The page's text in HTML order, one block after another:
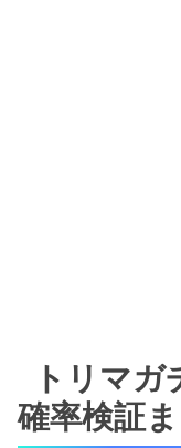
トリマ
確率検証